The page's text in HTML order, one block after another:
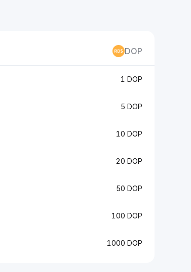
DOP
1 DOP
5 DOP
10 DOP
20 DOP
50 DOP
100 DOP
1000 DOP